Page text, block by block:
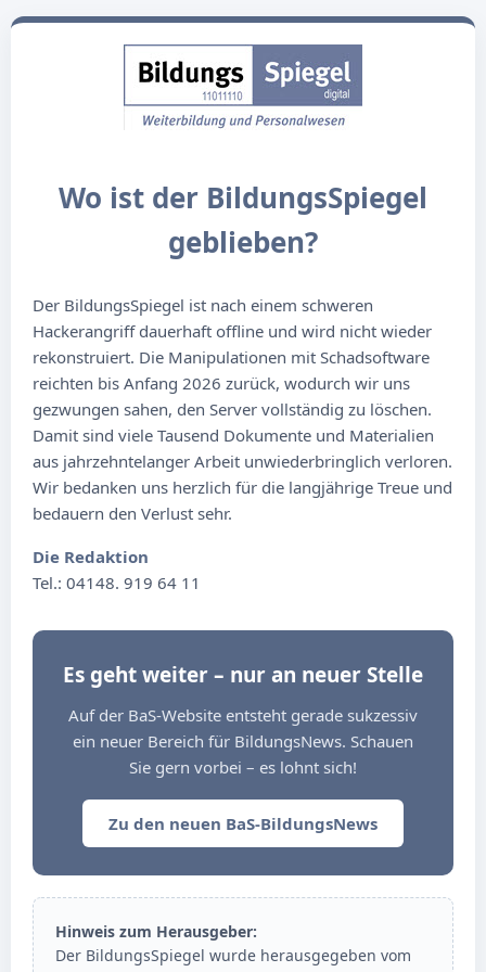
Wo ist der BildungsSpiegel
geblieben?
Der BildungsSpiegel ist nach einem schweren
Hackerangriff dauerhaft offline und wird nicht wieder
rekonstruiert. Die Manipulationen mit Schadsoftware
reichten bis Anfang 2026 zurück, wodurch wir uns
gezwungen sahen, den Server vollständig zu löschen.
Damit sind viele Tausend Dokumente und Materialien
aus jahrzehntelanger Arbeit unwiederbringlich verloren.
Wir bedanken uns herzlich für die langjährige Treue und
bedauern den Verlust sehr.
Die Redaktion
Tel.: 04148. 919 64 11
Es geht weiter – nur an neuer Stelle
Auf der BaS-Website entsteht gerade sukzessiv
ein neuer Bereich für BildungsNews. Schauen
Sie gern vorbei – es lohnt sich!
Zu den neuen BaS-BildungsNews
Hinweis zum Herausgeber:
Der BildungsSpiegel wurde herausgegeben vom